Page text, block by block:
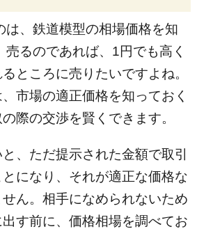
は、鉄道模型の相場価格を知
売るのであれば、1円でも高く
ところに売りたいですよね。
市場の適正価格を知っておく
際の交渉を賢くできます。
、ただ提示された金額で取引
とになり、それが適正な価格な
ん。 相手になめられないため
す前に、価格相場を調べてお